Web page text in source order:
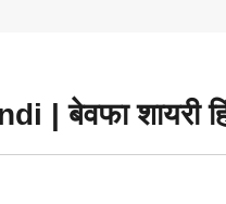
बेवफा शायरी